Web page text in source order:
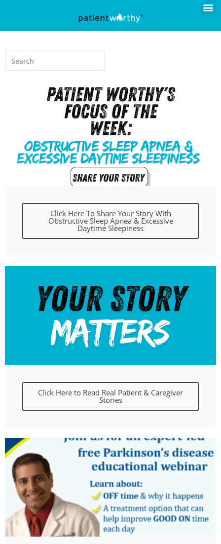
Click Here To Share Your Story With
Obstructive Sleep Apnea & Excessive
Daytime Sleepiness
Click Here to Read Real Patient & Caregiver
Stories